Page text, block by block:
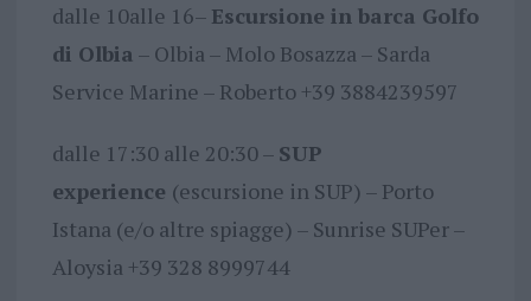
dalle 10alle 16– Escursione in barca Golfo
di Olbia – Olbia – Molo Bosazza – Sarda
Service Marine – Roberto +39 3884239597
dalle 17:30 alle 20:30 – SUP
experience (escursione in SUP) – Porto
Istana (e/o altre spiagge) – Sunrise SUPer –
Aloysia +39 328 8999744